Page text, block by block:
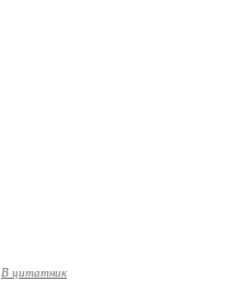
В цитатник